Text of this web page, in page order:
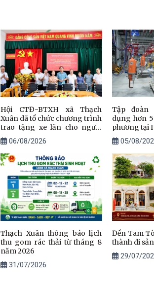
Hội CTĐ-BTXH xã Thạch
Xuân dã tổ chức chương trình
trao tặng xe lăn cho người
khuyết tật; Sơ kết công tác hội
và công bố các quyết định chỉ
định chi hội trưởng
06/08/2026
Tập đoàn
dụng hơn
phương tại
05/08/
Thạch Xuân thông báo lịch
thu gom rác thải từ tháng 8
năm 2026
31/07/2026
Đền Tam
thành di sản
29/07/